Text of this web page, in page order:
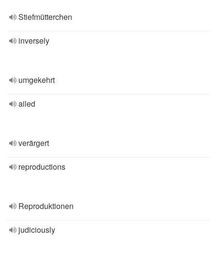
Stiefmütterchen
inversely
umgekehrt
ailed
verärgert
reproductions
Reproduktionen
judiciously